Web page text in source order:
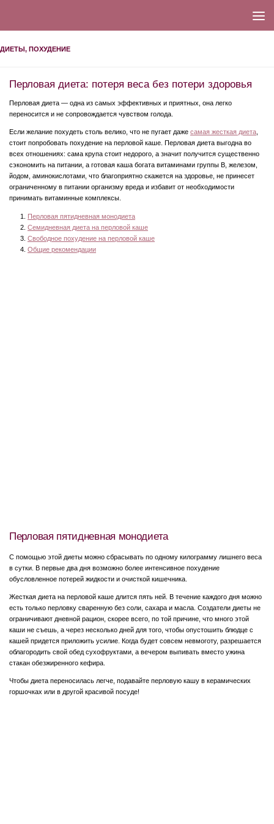
ДИЕТЫ, ПОХУДЕНИЕ
Перловая диета: потеря веса без потери здоровья
Перловая диета — одна из самых эффективных и приятных, она легко
переносится и не сопровождается чувством голода.
Если желание похудеть столь велико, что не пугает даже самая жесткая диета
стоит попробовать похудение на перловой каше. Перловая диета выгодна во
всех отношениях: сама крупа стоит недорого, а значит получится существенно
сэкономить на питании, а готовая каша богата витаминами группы В, железом,
йодом, аминокислотами, что благоприятно скажется на здоровье, не принесет
ограниченному в питании организму вреда и избавит от необходимости
принимать витаминные комплексы.
Перловая пятидневная монодиета
Семидневная диета на перловой каше
Свободное похудение на перловой каше
Общие рекомендации
Перловая пятидневная монодиета
С помощью этой диеты можно сбрасывать по одному килограмму лишнего веса
в сутки. В первые два дня возможно более интенсивное похудение
обусловленное потерей жидкости и очисткой кишечника.
Жесткая диета на перловой каше длится пять ней. В течение каждого дня можно
есть только перловку сваренную без соли, сахара и масла. Создатели диеты не
ограничивают дневной рацион, скорее всего, по той причине, что много этой
каши не съешь, а через несколько дней для того, чтобы опустошить блюдце с
кашей придется приложить усилие. Когда будет совсем невмоготу, разрешается
облагородить свой обед сухофруктами, а вечером выпивать вместо ужина
стакан обезжиренного кефира.
Чтобы диета переносилась легче, подавайте перловую кашу в керамических
горшочках или в другой красивой посуде!